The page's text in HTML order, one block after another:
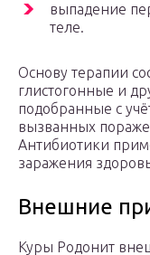
выпадение
теле.
Основу терапии
глистогонные и
подобранные с
вызванных
Антибиотики
заражения
Внешние
Куры Родонит